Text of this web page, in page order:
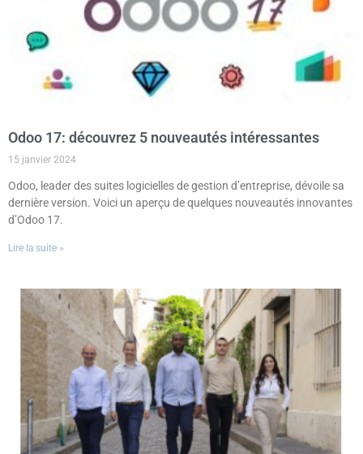
Odoo 17: découvrez 5 nouveautés intéressantes
15 janvier 2024
Odoo, leader des suites logicielles de gestion d’entreprise, dévoile sa
dernière version. Voici un aperçu de quelques nouveautés innovantes
d’Odoo 17.
Lire la suite »